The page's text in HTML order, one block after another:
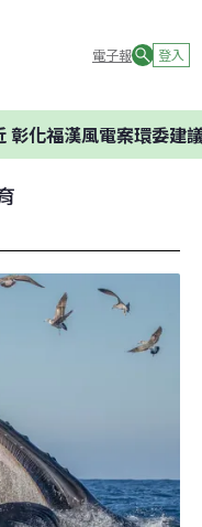
電子報 登入
風電案環委建議不應開發